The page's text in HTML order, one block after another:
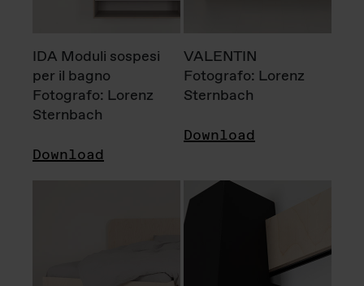
IDA Moduli sospesi
per il bagno
Fotografo: Lorenz
Sternbach
Download
VALENTIN
Fotografo: Lorenz
Sternbach
Download